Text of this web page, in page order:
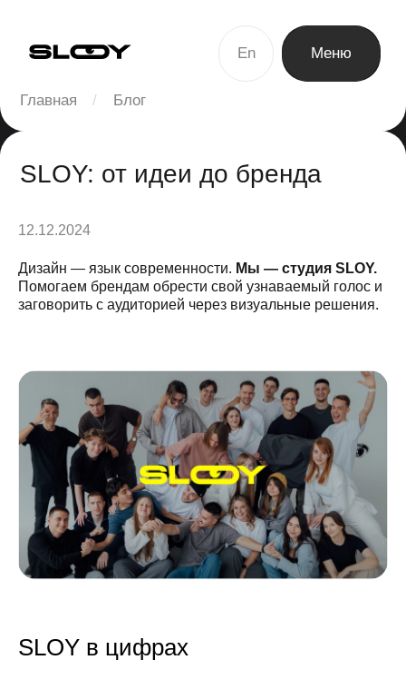
обсудить проект
SLOY: от идеи до бренда
12.12.2024
Дизайн — язык современности. Мы — студия SLOY.
Помогаем брендам обрести свой узнаваемый голос и
заговорить с аудиторией через визуальные решения.
SLOY в цифрах